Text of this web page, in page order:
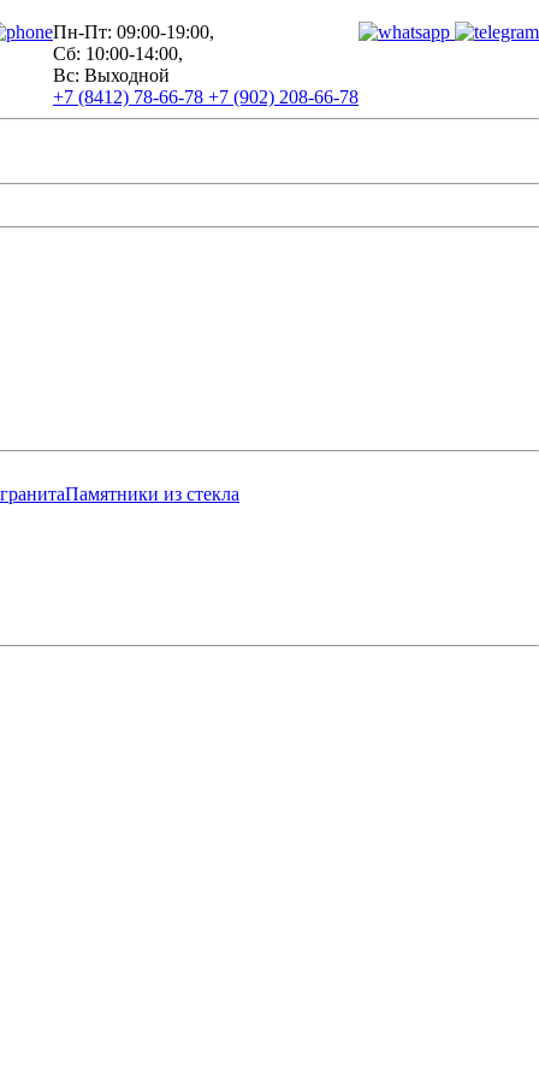
Пн-Пт: 09:00-19:00,
Сб: 10:00-14:00,
Вс: Выходной
+7 (8412) 78-66-78 +7 (902) 208-66-78
Памятники из стекла